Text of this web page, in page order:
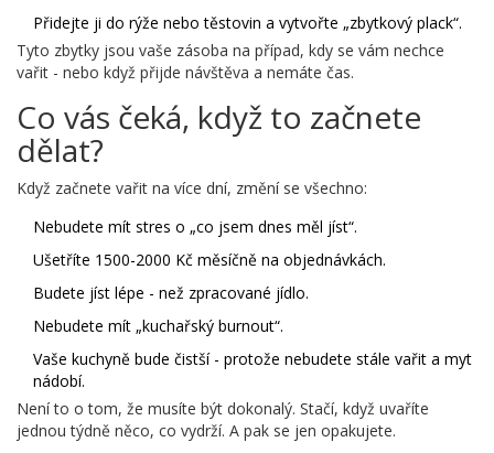
Přidejte ji do rýže nebo těstovin a vytvořte „zbytkový plack“.
Tyto zbytky jsou vaše zásoba na případ, kdy se vám nechce
vařit - nebo když přijde návštěva a nemáte čas.
Co vás čeká, když to začnete
dělat?
Když začnete vařit na více dní, změní se všechno:
Nebudete mít stres o „co jsem dnes měl jíst“.
Ušetříte 1500-2000 Kč měsíčně na objednávkách.
Budete jíst lépe - než zpracované jídlo.
Nebudete mít „kuchařský burnout“.
Vaše kuchyně bude čistší - protože nebudete stále vařit a myt
nádobí.
Není to o tom, že musíte být dokonalý. Stačí, když uvaříte
jednou týdně něco, co vydrží. A pak se jen opakujete.